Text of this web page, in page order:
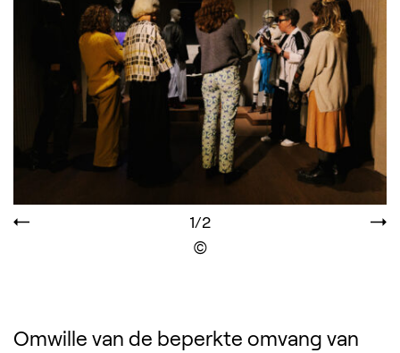
1/2
Omwille van de beperkte omvang van